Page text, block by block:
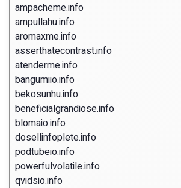
ampacheme.info
ampullahu.info
aromaxme.info
asserthatecontrast.info
atenderme.info
bangumiio.info
bekosunhu.info
beneficialgrandiose.info
blomaio.info
dosellinfoplete.info
podtubeio.info
powerfulvolatile.info
qvidsio.info